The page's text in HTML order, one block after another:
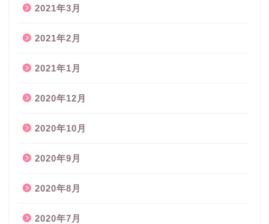
2021年3月
2021年2月
2021年1月
2020年12月
2020年10月
2020年9月
2020年8月
2020年7月